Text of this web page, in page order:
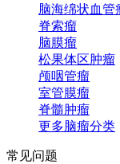
脑海绵状血管
脊索瘤
脑膜瘤
松果体区肿瘤
颅咽管瘤
室管膜瘤
脊髓肿瘤
更多脑瘤分类
常见问题